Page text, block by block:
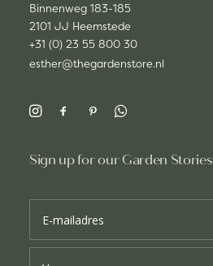
Binnenweg 183-185
2101 JJ Heemstede
+31 (0) 23 55 800 30
esther@thegardenstore.nl
Sign up for our Garden Stories